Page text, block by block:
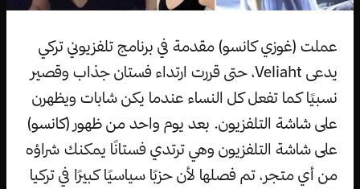
عملت (غوزي كانسو) مقدمة في برنامج تلفزيوني تركي
يدعى Veliaht، حتى قررت ارتداء فستان جذاب وقصير
نسبيًا كما تفعل كل النساء عندما يكن شابات ويظهرن
على شاشة التلفزيون. بعد يوم واحد من ظهور (كانسو)
على شاشة التلفزيون وهي ترتدي فستانًا يمكنك شراؤه
من أي متجر، تم فصلها لأن حزبًا سياسيًا كبيرًا في تركيا